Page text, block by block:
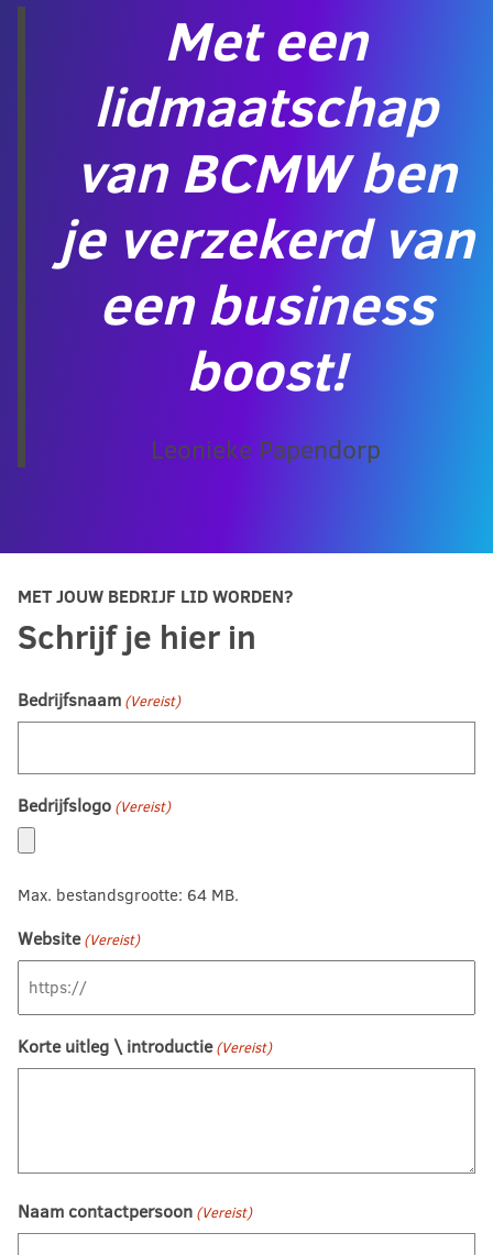
Met een
lidmaatschap
van BCMW ben
je verzekerd van
een business
boost!
Leonieke Papendorp
MET JOUW BEDRIJF LID WORDEN?
Schrijf je hier in
Bedrijfsnaam (Vereist)
Bedrijfslogo (Vereist)
Max. bestandsgrootte: 64 MB.
Website (Vereist)
Korte uitleg \ introductie (Vereist)
Naam contactpersoon (Vereist)